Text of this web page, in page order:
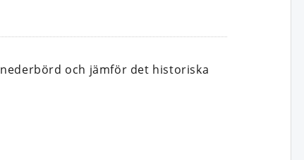
och jämför det historiska